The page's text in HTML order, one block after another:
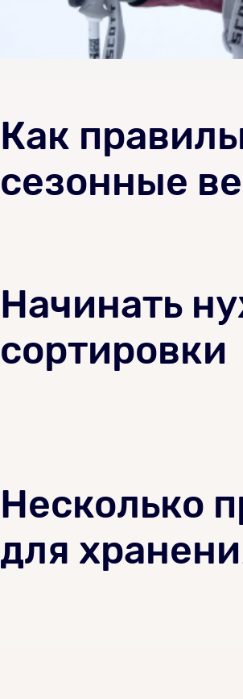
Как
сезонные
Начинать
сортировки
Несколько
для